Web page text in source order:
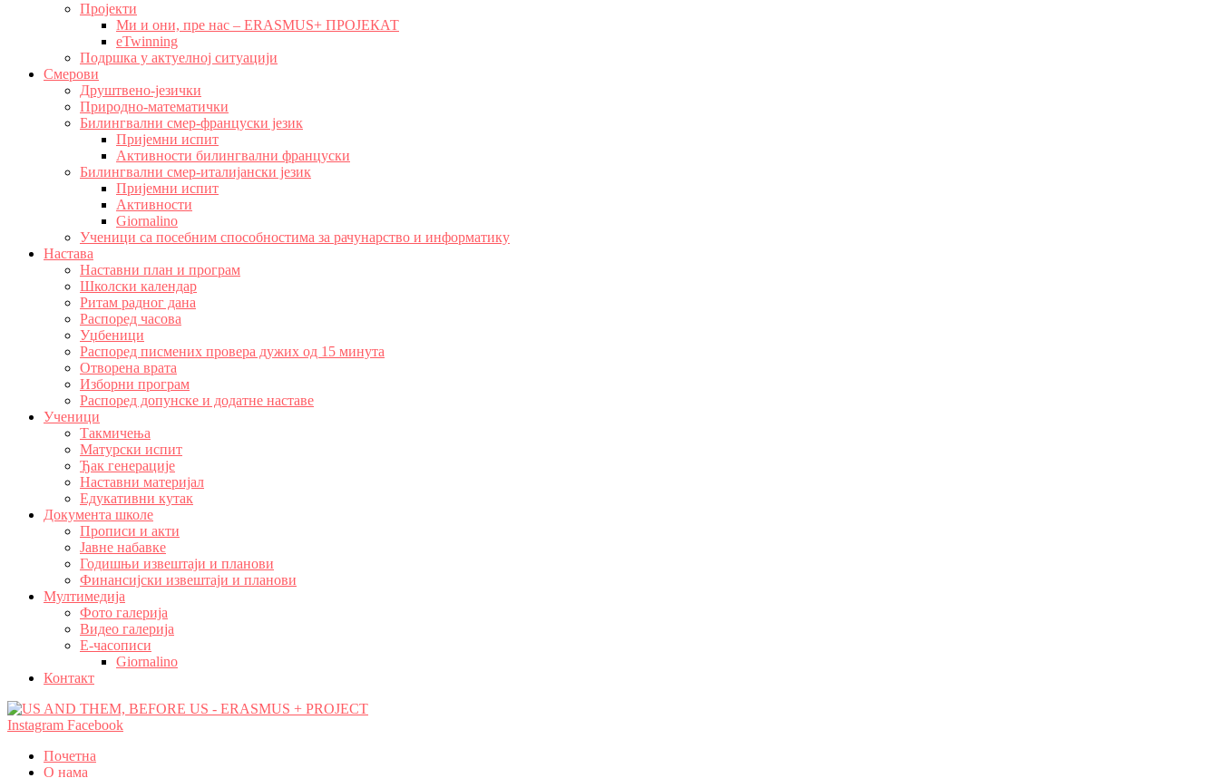
Пројекти
Ми и они, пре нас – ERASMUS+ ПРОЈЕКАТ
eTwinning
Подршка у актуелној ситуацији
Смерови
Друштвено-језички
Природно-математички
Билингвални смер-француски језик
Пријемни испит
Активности билингвални француски
Билингвални смер-италијански језик
Пријемни испит
Активности
Giornalino
Ученици са посебним способностима за рачунарство и информатику
Настава
Наставни план и програм
Школски календар
Ритам радног дана
Распоред часова
Уџбеници
Распоред писмених провера дужих од 15 минута
Отворена врата
Изборни програм
Распоред допунске и додатне наставе
Ученици
Такмичења
Матурски испит
Ђак генерације
Наставни материјал
Едукативни кутак
Документа школе
Прописи и акти
Јавне набавке
Годишњи извештаји и планови
Финансијски извештаји и планови
Мултимедија
Фото галерија
Видео галерија
Е-часописи
Giornalino
Контакт
Instagram Facebook
Почетна
О нама